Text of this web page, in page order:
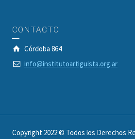
CONTACTO
Córdoba 864
info@institutoartiguista.org.ar
Copyright 2022 © Todos los Derechos